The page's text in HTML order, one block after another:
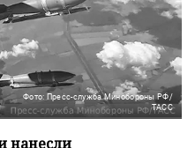
Фото: Пресс-служба Минобороны РФ/
ТАСС
нанесли